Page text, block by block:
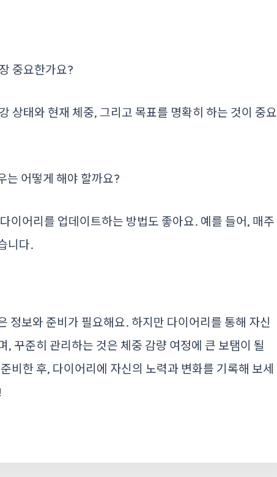
중요한가요?
상태와 현재 체중, 그리고 목표를 명확히 하는 것이 중요
는 어떻게 해야 할까요?
이어리를 업데이트하는 방법도 좋아요. 예를 들어, 매주
니다.
정보와 준비가 필요해요. 하지만 다이어리를 통해 자신
, 꾸준히 관리하는 것은 체중 감량 여정에 큰 보탬이 될
비한 후, 다이어리에 자신의 노력과 변화를 기록해 보세